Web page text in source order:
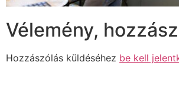
Vélemény,
Hozzászólás küldéséhez be kell